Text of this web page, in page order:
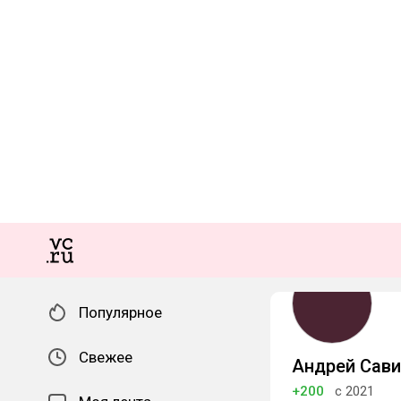
Популярное
Свежее Андрей
+200
с 2021